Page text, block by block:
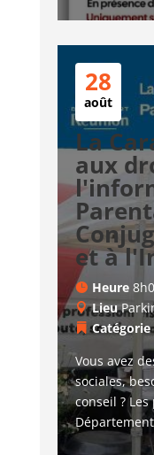
28
août
La
aux
et à
Heure
Lieu
Catégorie
Vous avez
sociales,
conseil ?